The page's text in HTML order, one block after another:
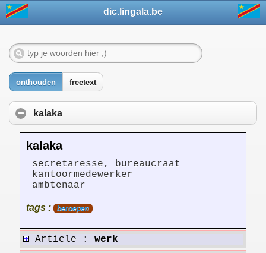
dic.lingala.be
onthouden freetext
kalaka
kalaka
secretaresse, bureaucraat
kantoormedewerker
ambtenaar
tags : beroepen
Article : werk